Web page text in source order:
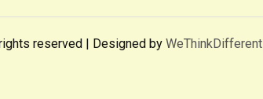
reserved | Designed by WeThinkDifferent